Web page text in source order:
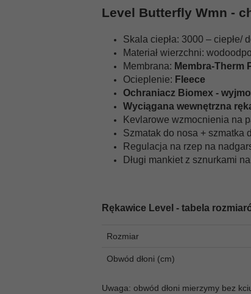
Level Butterfly Wmn -
Skala ciepła: 3000 – ciepłe/
Materiał wierzchni:
Membrana: Membra-Therm
Ocieplenie: Fleece
Ochraniacz Biomex -
Wyciągana wewnętrzna
Kevlarowe wzmocnienia na
Szmatak do nosa + szmatka
Regulacja na rzep na
Długi mankiet z sznurkami
Rękawice Level - tabela
Rozmiar
Obwód dłoni (cm)
Uwaga: obwód dłoni mierzymy bez